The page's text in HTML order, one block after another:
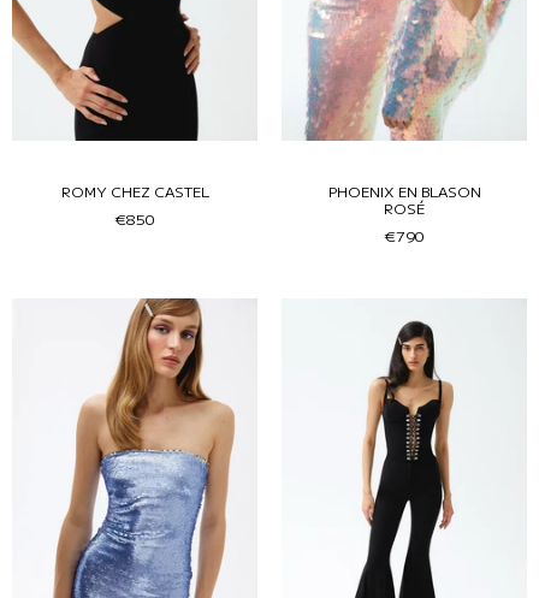
ROMY CHEZ CASTEL
€850
PHOENIX EN BLASON
ROSÉ
€790